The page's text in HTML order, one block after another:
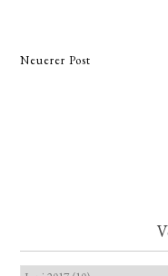
Neuerer Post